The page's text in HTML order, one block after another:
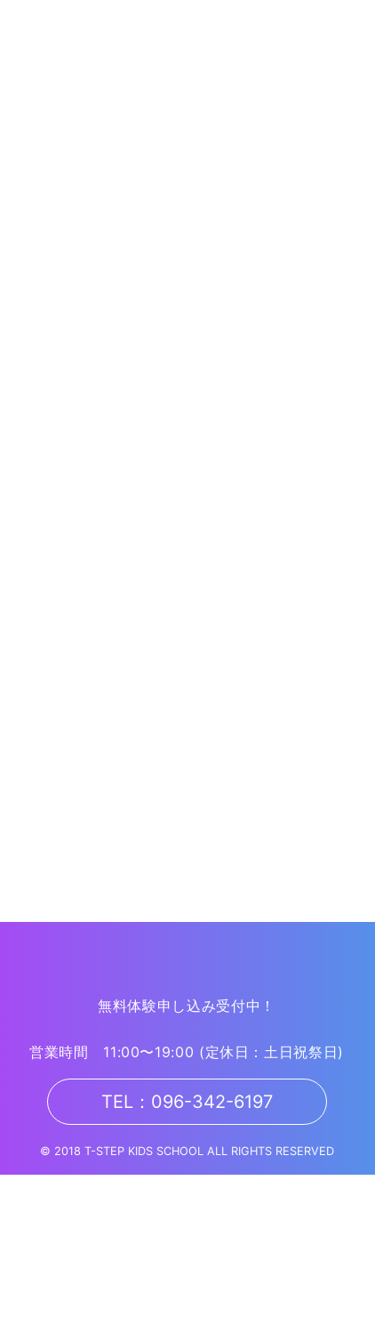
無料体験申し込み受付中！
営業時間 11:00〜19:00 (定休日：土日祝祭日)
TEL：096-342-6197
© 2018 T-STEP KIDS SCHOOL ALL RIGHTS RESERVED